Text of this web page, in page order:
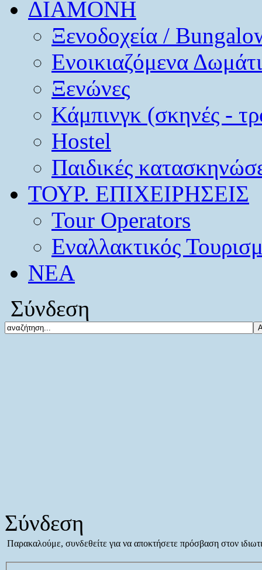
ΔΙΑΜΟΝΗ
Ξενοδοχεία /
Ενοικιαζόμενα
Ξενώνες
Κάμπινγκ (σκηνές -
Hostel
Παιδικές
ΤΟΥΡ. ΕΠΙΧΕΙΡΗΣΕΙΣ
Tour Operators
Εναλλακτικός
ΝΕΑ
Σύνδεση
Σύνδεση
Παρακαλούμε, συνδεθείτε για να αποκτήσετε πρόσβαση στον